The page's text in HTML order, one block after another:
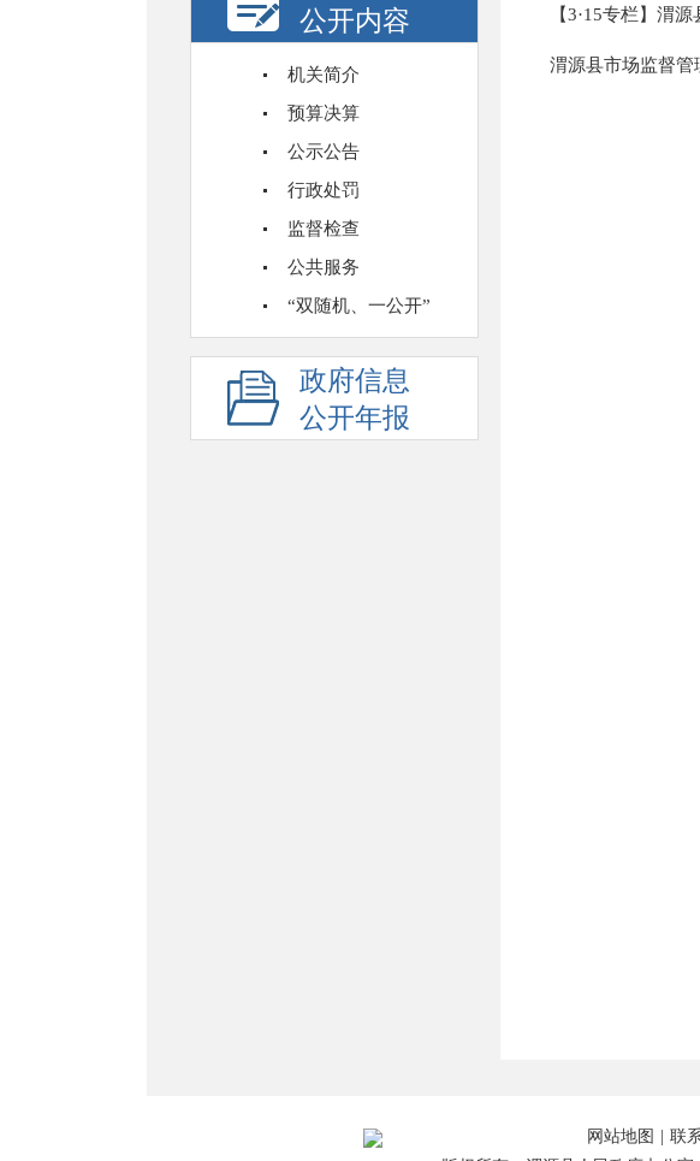
公开内容
机关简介
预算决算
公示公告
行政处罚
监督检查
公共服务
“双随机、一公开”
政府信息
公开年报
【3·15专栏】渭
渭源县市场监督
网站地图 联